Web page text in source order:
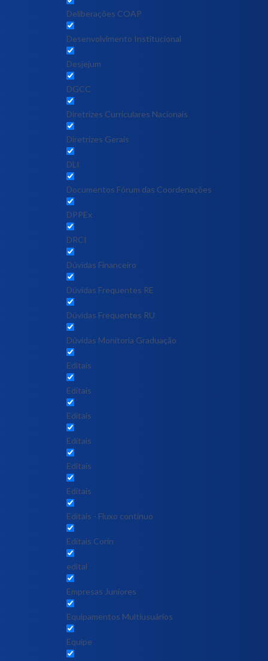
Deliberações COAP
Desenvolvimento Institucional
Desjejum
DGCC
Diretrizes Curriculares Nacionais
Diretrizes Gerais
DLI
Documentos Fórum das Coordenações
DPPEx
DRCI
Dúvidas Financeiro
Dúvidas Frequentes RE
Dúvidas Frequentes RU
Dúvidas Monitoria Graduação
Editais
Editais
Editais
Editais
Editais
Editais
Editais - Fluxo contínuo
Editais Corin
edital
Empresas Juniores
Equipamentos Multiusuários
Equipe